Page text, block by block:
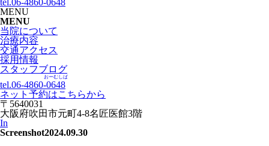
tel.06-4860-0648
MENU
MENU
当院について
治療内容
交通アクセス
採用情報
スタッフブログ
tel.06-4860-0648
おーむしば
ネット予約はこちらから
〒5640031
大阪府吹田市元町4-8名匠医館3階
In
Screenshot2024.09.30